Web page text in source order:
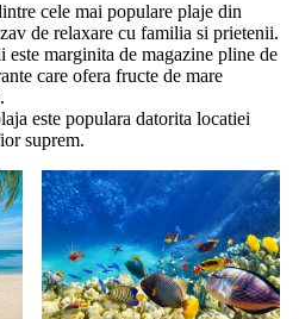
cele mai populare plaje din
de relaxare cu familia si prietenii.
este marginita de magazine pline de
care ofera fructe de mare
este populara datorita locatiei
suprem.